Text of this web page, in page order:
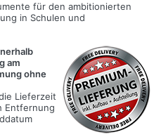
für den ambitionierten
in Schulen und
am
ohne
Lieferzeit
Entfernung